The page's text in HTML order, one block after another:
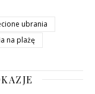
ubrania
na plażę